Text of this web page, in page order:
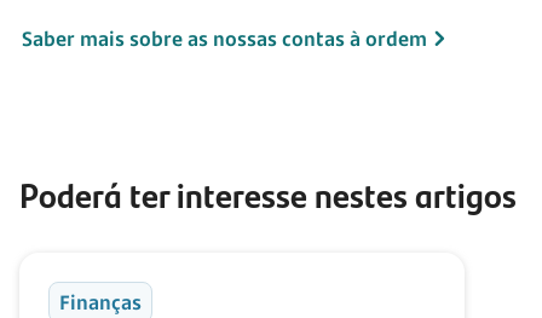
Saber mais sobre as nossas contas à ordem
Poderá ter interesse nestes artigos
Finanças